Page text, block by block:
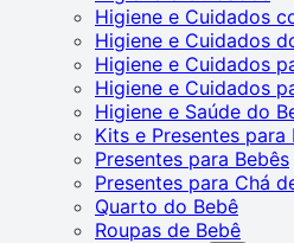
Higiene e Cuidados
Higiene e Cuidados
Higiene e Cuidados
Higiene e Cuidados
Higiene e Saúde do
Kits e Presentes para
Presentes para Bebês
Presentes para Chá
Quarto do Bebê
Roupas de Bebê